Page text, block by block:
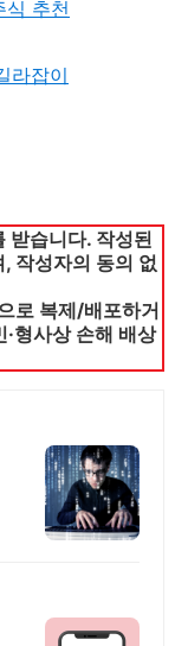
식 추천
라잡이
받습니다. 작성된
작성자의 동의 없
로 복제/배포하거
형사상 손해 배상